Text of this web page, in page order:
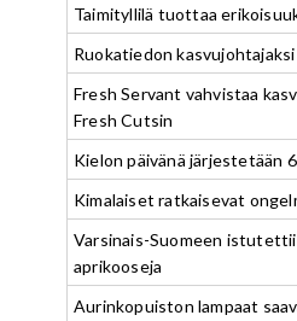
Taimityllilä tuottaa
Ruokatiedon
Fresh Servant vahvistaa
Fresh Cutsin
Kielon päivänä järjestetään
Kimalaiset ratkaisevat
Varsinais-Suomeen
aprikooseja
Aurinkopuiston lampaat